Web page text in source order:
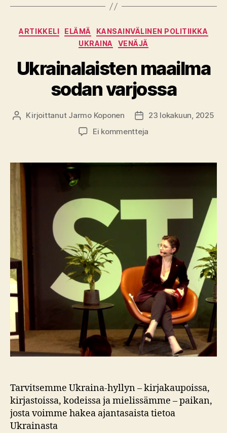
Kategoriat
ARTIKKELI ELÄMÄ
KANSAINVÄLINEN POLITIIKKA
UKRAINA
VENÄJÄ
Ukrainalaisten maailma
sodan varjossa
Kirjoittaja
Kirjoittanut Jarmo Koponen Julkaisupäivämäärä
23 lokakuun, 2025
Ei kommentteja
sodan
Tarvitsemme Ukraina-hyllyn – kirjakaupoissa,
kirjastoissa, kodeissa ja mielissämme – paikan,
josta voimme hakea ajantasaista tietoa
Ukrainasta